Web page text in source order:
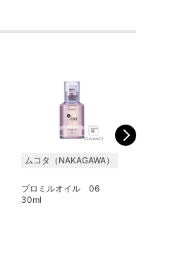
ムコタ（NAKAGAWA）
プロミルオイル 06
30ml